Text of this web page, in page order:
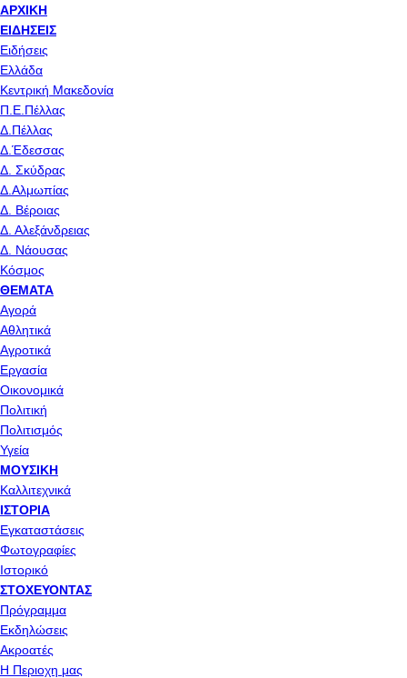
ΑΡΧΙΚΉ
ΕΙΔΉΣΕΙΣ
Ειδήσεις
Ελλάδα
Κεντρική Μακεδονία
Π.Ε.Πέλλας
Δ.Πέλλας
Δ.Έδεσσας
Δ. Σκύδρας
Δ.Αλμωπίας
Δ. Βέροιας
Δ. Αλεξάνδρειας
Δ. Νάουσας
Κόσμος
ΘΈΜΑΤΑ
Αγορά
Αθλητικά
Αγροτικά
Εργασία
Οικονομικά
Πολιτική
Πολιτισμός
Υγεία
ΜΟΥΣΙΚΉ
Καλλιτεχνικά
ΙΣΤΟΡΊΑ
Εγκαταστάσεις
Φωτογραφίες
Ιστορικό
ΣΤΟΧΕΎΟΝΤΑΣ
Πρόγραμμα
Εκδηλώσεις
Ακροατές
Η Περιοχη μας